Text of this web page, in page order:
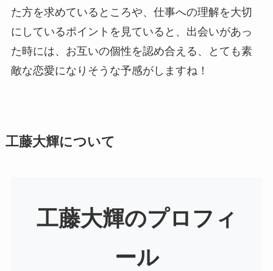
た方を求めているところや、仕事への理解を大切
にしているポイントを見ていると、出会いがあっ
た時には、お互いの個性を認め合える、とても素
敵な恋愛になりそうな予感がしますね！
工藤大輝について
工藤大輝のプロフィ
ール